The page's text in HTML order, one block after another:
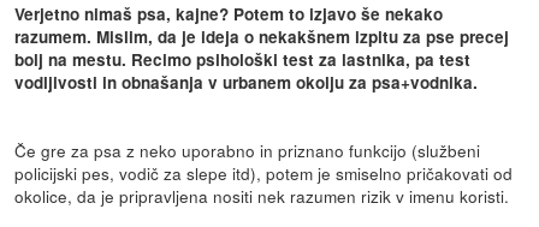
Verjetno nimaš psa, kajne? Potem to izjavo še nekako
razumem. Mislim, da je ideja o nekakšnem izpitu za pse precej
bolj na mestu. Recimo psihološki test za lastnika, pa test
vodljivosti in obnašanja v urbanem okolju za psa+vodnika.
Če gre za psa z neko uporabno in priznano funkcijo (službeni
policijski pes, vodič za slepe itd), potem je smiselno pričakovati od
okolice, da je pripravljena nositi nek razumen rizik v imenu koristi.